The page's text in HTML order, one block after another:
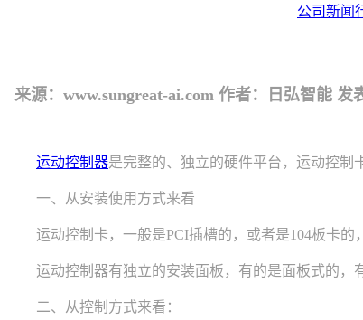
公司新闻
来源：www.sungreat-ai.com 作者：日弘智能 发
运动控制器是完整的、独立的硬件平台，运动控制
一、从安装使用方式来看
运动控制卡，一般是PCI插槽的，或者是104板卡的
运动控制器有独立的安装面板，有的是面板式的，
二、从控制方式来看：